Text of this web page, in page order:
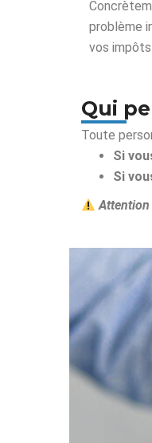
problème
vos impôts
Qui
Toute
Si
Si
Attention